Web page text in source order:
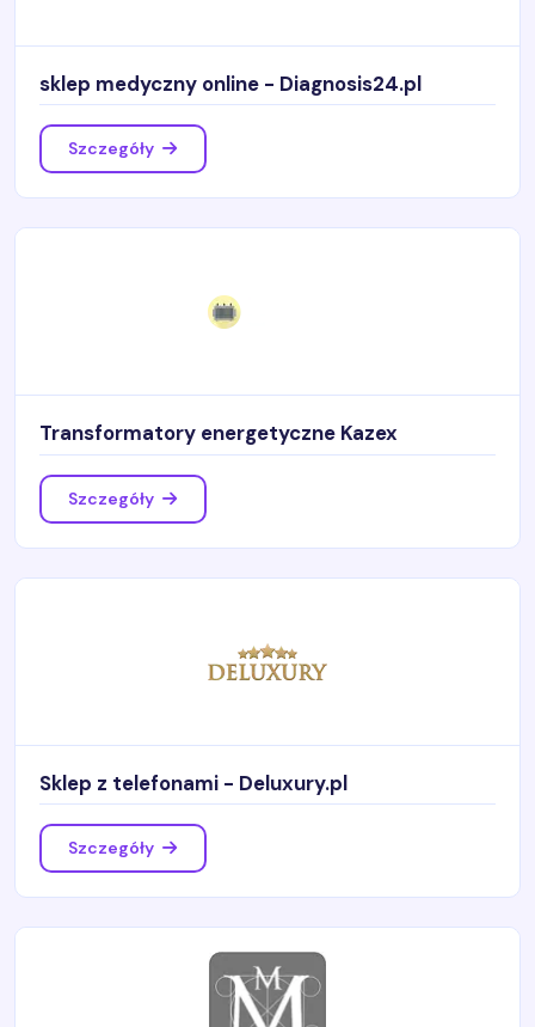
sklep medyczny online - Diagnosis24.pl
Szczegóły
Transformatory energetyczne Kazex
Szczegóły
Sklep z telefonami - Deluxury.pl
Szczegóły